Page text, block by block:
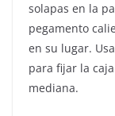
solapas en la
pegamento
en su lugar.
para fijar la
mediana.